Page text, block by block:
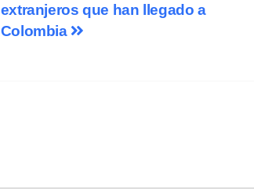
extranjeros que han llegado a
Colombia